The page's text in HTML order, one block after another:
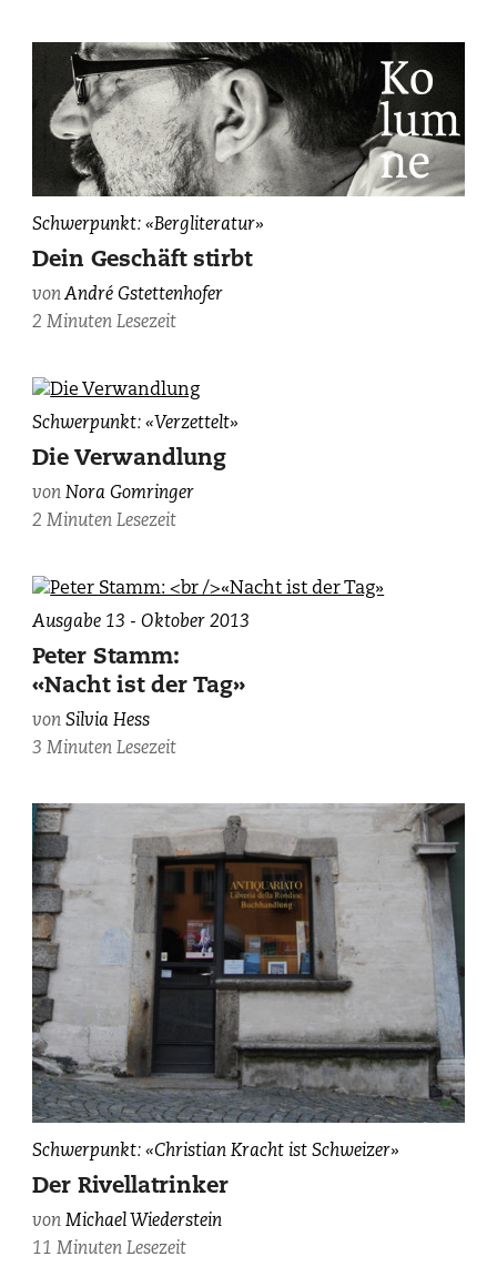
Ludwig
Hohl
(SLA,
Bern).
Schweizerische
Nationalbibliothek
(NB),
Simon
Schmid.
André
photographiert
von
Gunnar
Schwerpunkt: «Bergliteratur»
Dein Geschäft stirbt
vonAndré Gstettenhofer
2 Minuten Lesezeit
Nora
fotografiert
von
Judith
Schwerpunkt: «Verzettelt»
Die Verwandlung
vonNora Gomringer
2 Minuten Lesezeit
Ausgabe 13 - Oktober 2013
Peter Stamm:
«Nacht ist der Tag»
vonSilvia Hess
3 Minuten Lesezeit
Schwerpunkt: «Christian Kracht ist Schweizer»
Der Rivellatrinker
vonMichael Wiederstein
11 Minuten Lesezeit